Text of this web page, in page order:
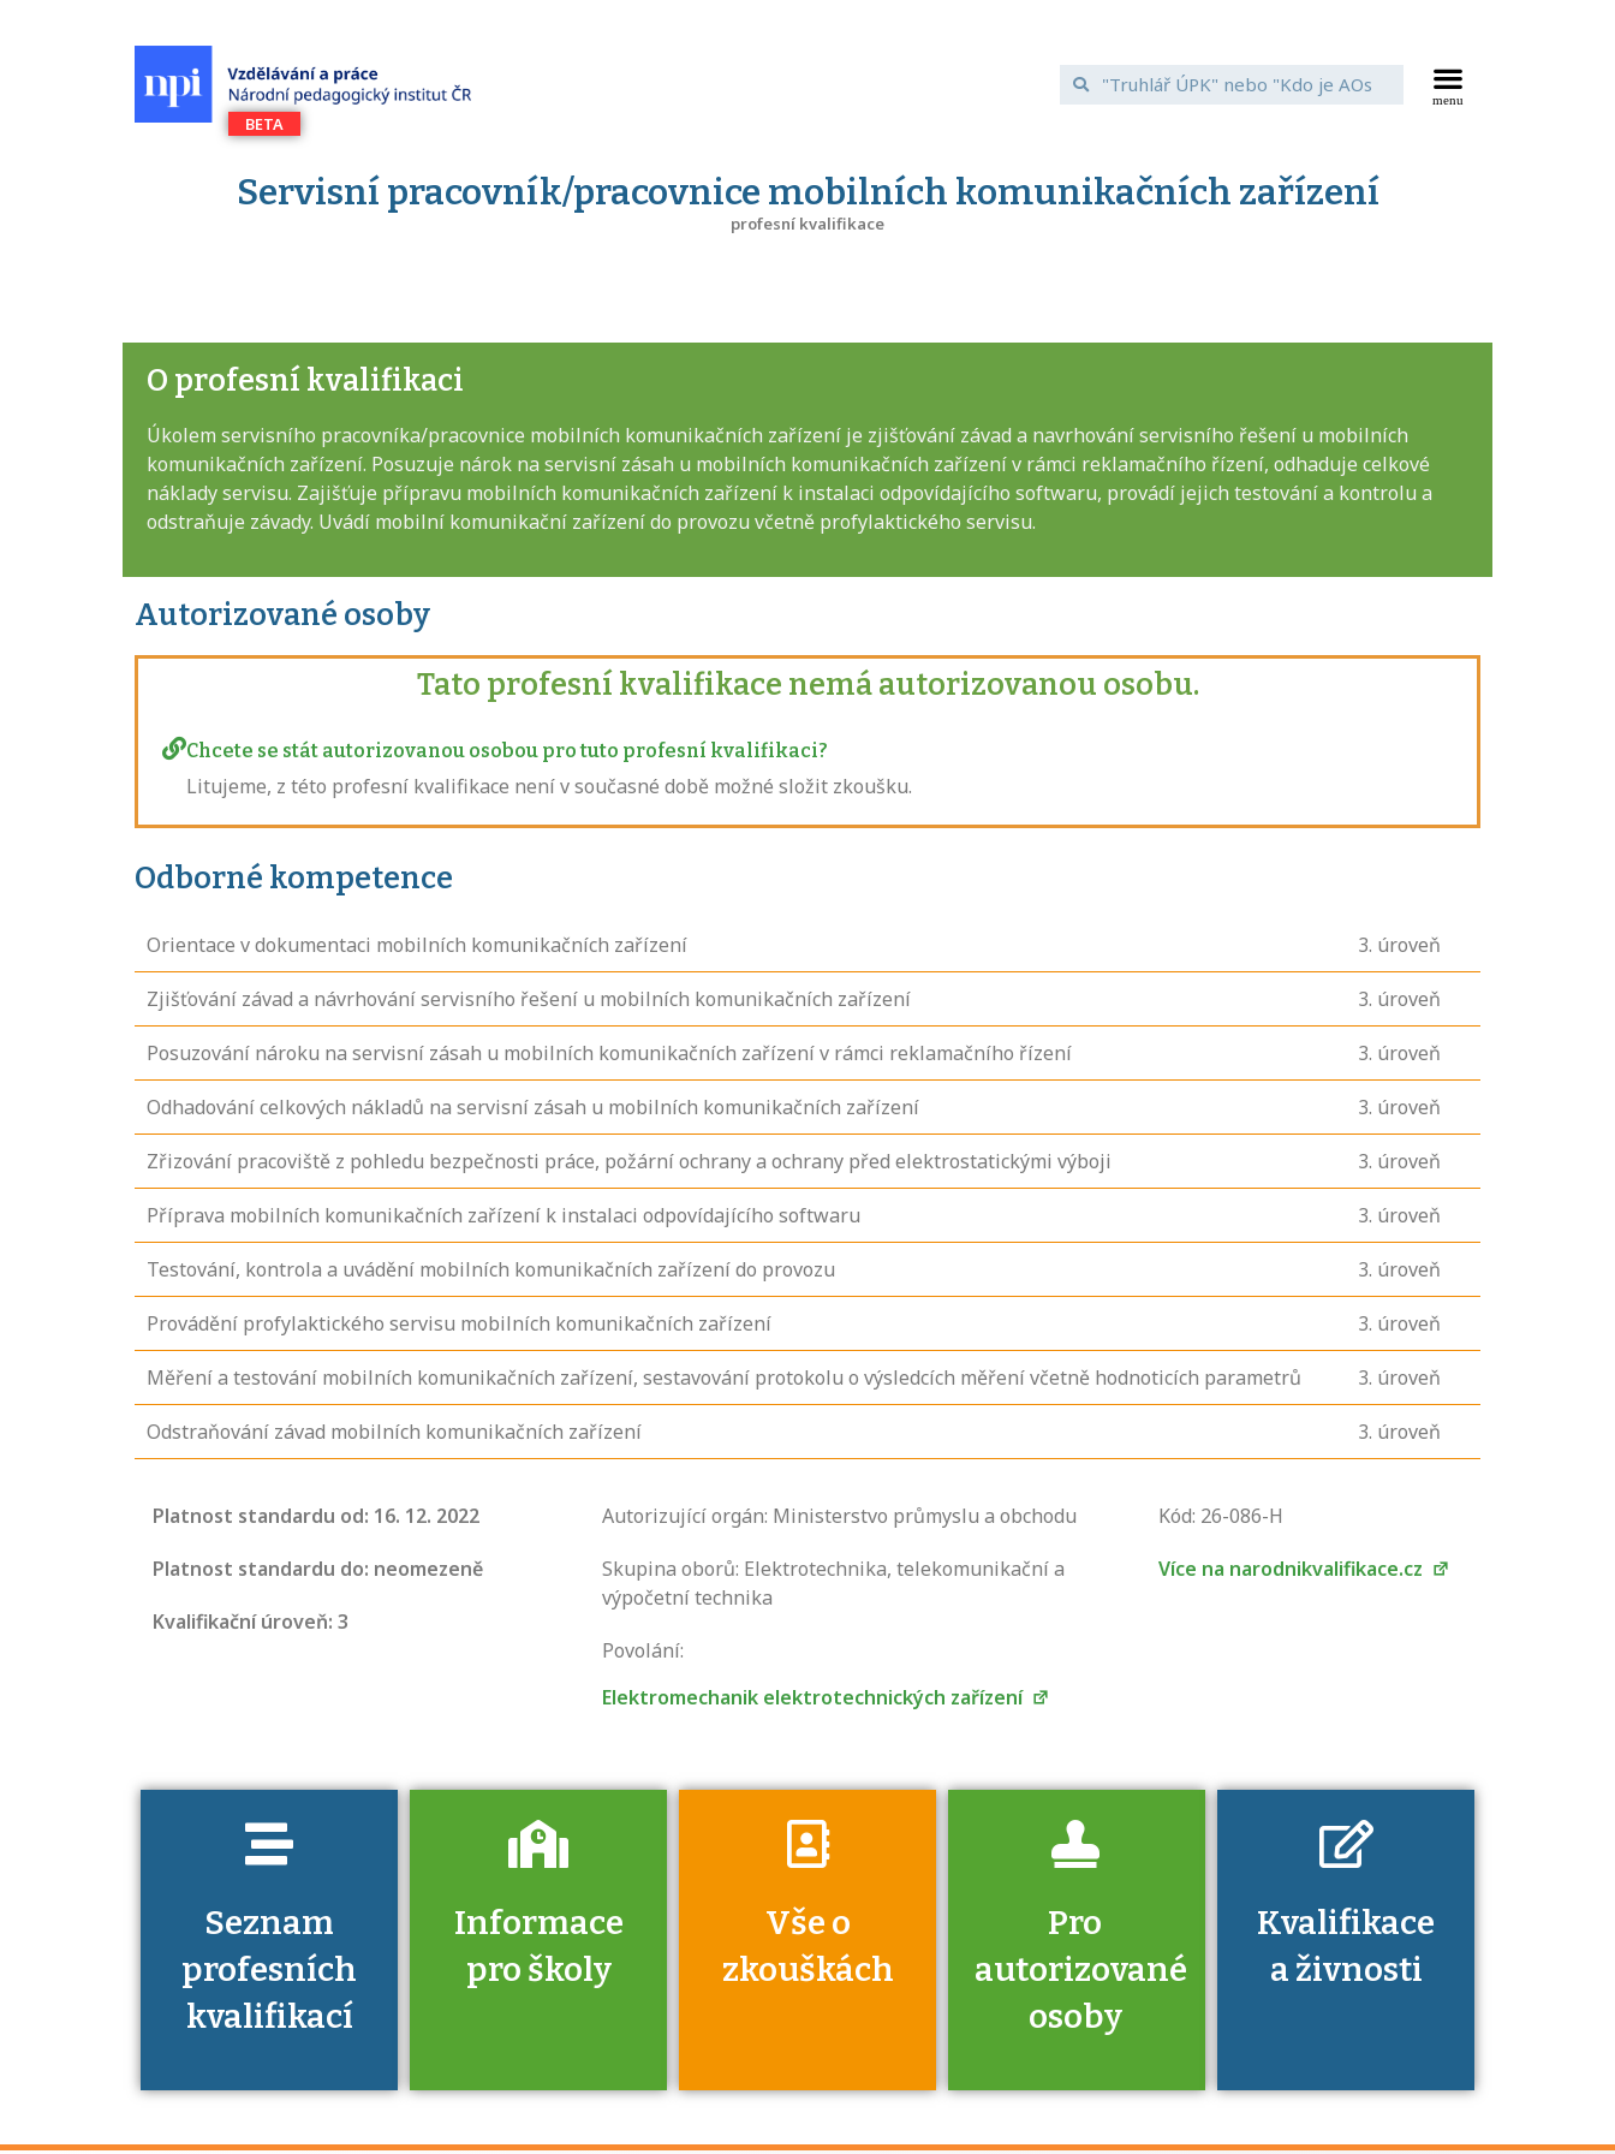
Servisní pracovník/pracovnice mobilních komunikačních zařízení
profesní kvalifikace
O profesní kvalifikaci
Úkolem servisního pracovníka/pracovnice mobilních komunikačních zařízení je zjišťování závad a navrhování servisního řešení u mobilních
komunikačních zařízení. Posuzuje nárok na servisní zásah u mobilních komunikačních zařízení v rámci reklamačního řízení, odhaduje celkové
náklady servisu. Zajišťuje přípravu mobilních komunikačních zařízení k instalaci odpovídajícího softwaru, provádí jejich testování a kontrolu a
odstraňuje závady. Uvádí mobilní komunikační zařízení do provozu včetně profylaktického servisu.
Autorizované osoby
Tato profesní kvalifikace nemá autorizovanou osobu.
Chcete se stát autorizovanou osobou pro tuto profesní kvalifikaci?
Litujeme, z této profesní kvalifikace není v současné době možné složit zkoušku.
Odborné kompetence
Orientace v dokumentaci mobilních komunikačních zařízení 3. úroveň
Zjišťování závad a návrhování servisního řešení u mobilních komunikačních zařízení 3. úroveň
Posuzování nároku na servisní zásah u mobilních komunikačních zařízení v rámci reklamačního řízení 3. úroveň
Odhadování celkových nákladů na servisní zásah u mobilních komunikačních zařízení 3. úroveň
Zřizování pracoviště z pohledu bezpečnosti práce, požární ochrany a ochrany před elektrostatickými výboji 3. úroveň
Příprava mobilních komunikačních zařízení k instalaci odpovídajícího softwaru 3. úroveň
Testování, kontrola a uvádění mobilních komunikačních zařízení do provozu 3. úroveň
Provádění profylaktického servisu mobilních komunikačních zařízení 3. úroveň
Měření a testování mobilních komunikačních zařízení, sestavování protokolu o výsledcích měření včetně hodnoticích parametrů 3. úroveň
Odstraňování závad mobilních komunikačních zařízení 3. úroveň
Platnost standardu od: 16. 12. 2022
Platnost standardu do: neomezeně
Kvalifikační úroveň: 3
Autorizující orgán: Ministerstvo průmyslu a obchodu
Skupina oborů: Elektrotechnika, telekomunikační a
výpočetní technika
Povolání:
Elektromechanik elektrotechnických zařízení
Kód: 26-086-H
Více na narodnikvalifikace.cz
Seznam
profesních
kvalifikací
seznam
kvalifikací. Víte,
Informace
pro školy
Vše o
zkouškách
Zjistěte, jak se
přihlásit ke
vyzkouší.
Pro
autorizované
osoby
Kvalifikace
a živnosti
U řady živností je
jejímu získání